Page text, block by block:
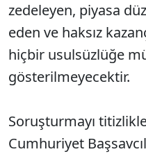
zedeleyen, piyasa
eden ve haksız
hiçbir usulsüzlüğe
gösterilmeyecektir.
Soruşturmayı
Cumhuriyet